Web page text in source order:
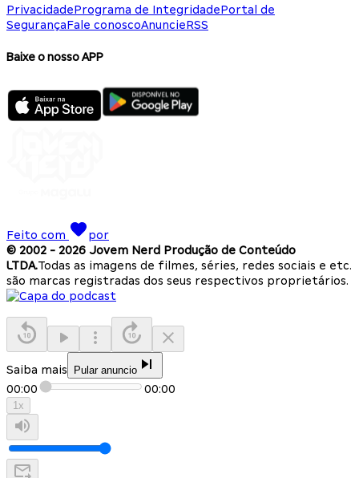
PrivacidadePrograma de IntegridadePortal de
SegurançaFale conoscoAnuncieRSS
Baixe o nosso APP
Feito com
por
© 2002 - 2026 Jovem Nerd Produção de Conteúdo
LTDA.Todas as imagens de filmes, séries, redes sociais e etc.
são marcas registradas dos seus respectivos proprietários.
Saiba mais Pular anuncio
00:00 00:00
1x